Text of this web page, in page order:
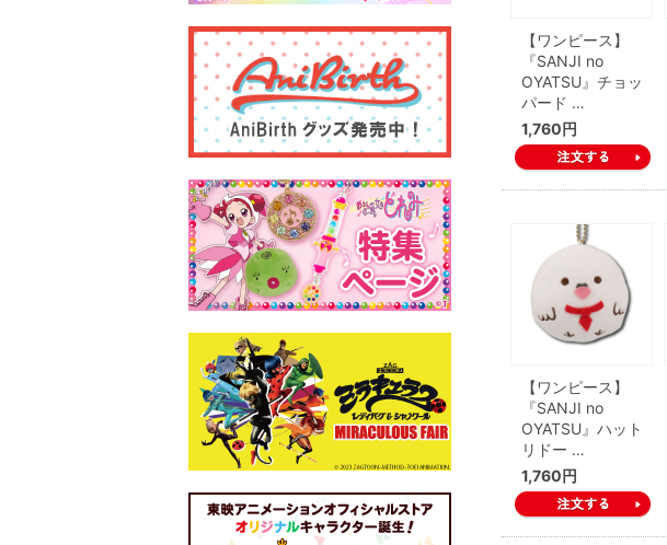
【ワンピース】
『SANJI no
OYATSU』チョッ
パード …
1,760円
【ワンピース】
『SANJI no
OYATSU』ハット
リドー …
1,760円